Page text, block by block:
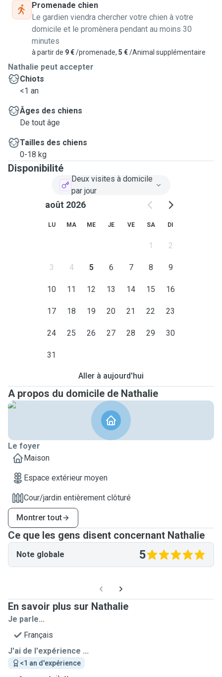
Promenade chien
Le gardien viendra chercher votre chien à votre
domicile et le promènera pendant au moins 30
minutes
à partir de 9 €/promenade, 5 €/Animal supplémentaire
Nathalie peut accepter
Chiots
<1 an
Âges des chiens
De tout âge
Tailles des chiens
0-18 kg
Disponibilité
Deux visites à domicile
par jour
août 2026
LU MA ME JE VE SA DI
1 2
3 4 5 6 7 8 9
10 11 12 13 14 15 16
17 18 19 20 21 22 23
24 25 26 27 28 29 30
31
Aller à aujourd'hui
A propos du domicile de Nathalie
Le foyer
Maison
Espace extérieur moyen
Cour/jardin entièrement clôturé
Montrer tout
Ce que les gens disent concernant Nathalie
Note globale 5
En savoir plus sur Nathalie
Je parle...
Français
J'ai de l'expérience ...
<1 an d'expérience